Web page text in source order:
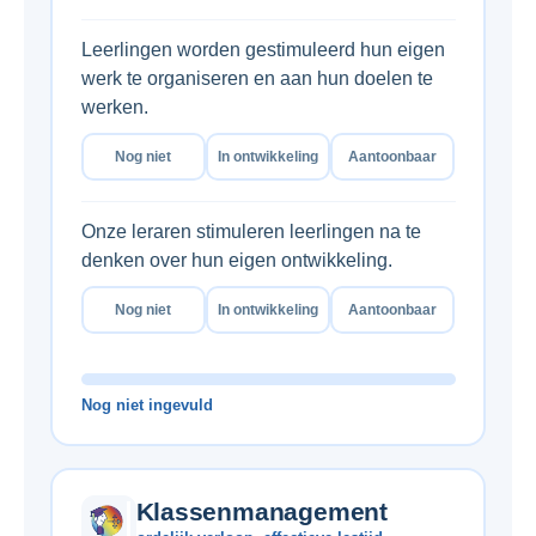
Leerlingen worden gestimuleerd hun eigen
werk te organiseren en aan hun doelen te
werken.
Nog niet In ontwikkeling Aantoonbaar
Onze leraren stimuleren leerlingen na te
denken over hun eigen ontwikkeling.
Nog niet In ontwikkeling Aantoonbaar
Nog niet ingevuld
Klassenmanagement